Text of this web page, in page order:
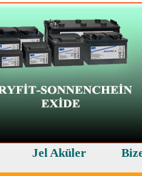
Jel Aküler